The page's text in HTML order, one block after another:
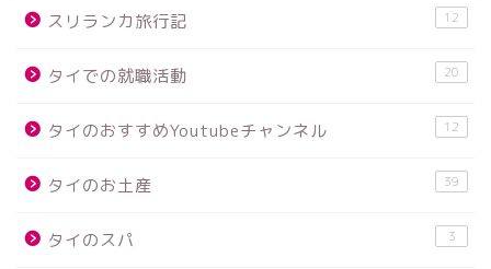
スリランカ旅行記 12
タイでの就職活動 20
タイのおすすめYoutubeチャンネル 12
タイのお土産 39
タイのスパ 3